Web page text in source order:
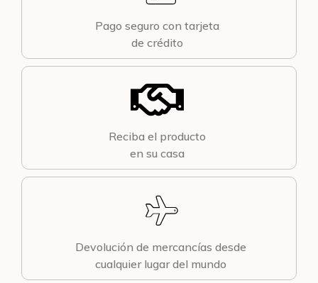
Pago seguro con tarjeta
de crédito
Reciba el producto
en su casa
Devolución de mercancías desde
cualquier lugar del mundo